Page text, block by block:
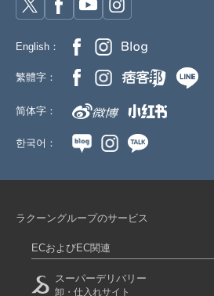
English：
繁體字：
简体字：
한국어：
ラクーングループのサービス
ECおよびEC関連
スーパーデリバリー
卸・仕入れサイト